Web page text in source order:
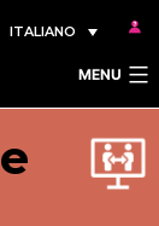
ITALIANO
MENU